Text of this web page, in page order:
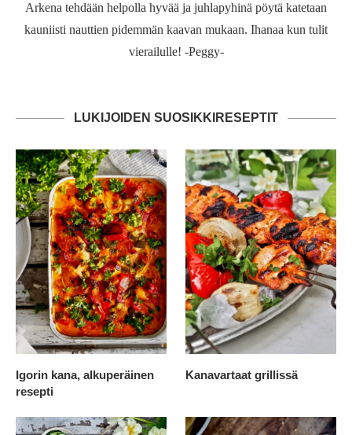
Arkena tehdään helpolla hyvää ja juhlapyhinä pöytä katetaan
kauniisti nauttien pidemmän kaavan mukaan. Ihanaa kun tulit
vierailulle! -Peggy-
LUKIJOIDEN SUOSIKKIRESEPTIT
Igorin kana, alkuperäinen
resepti
Kanavartaat grillissä